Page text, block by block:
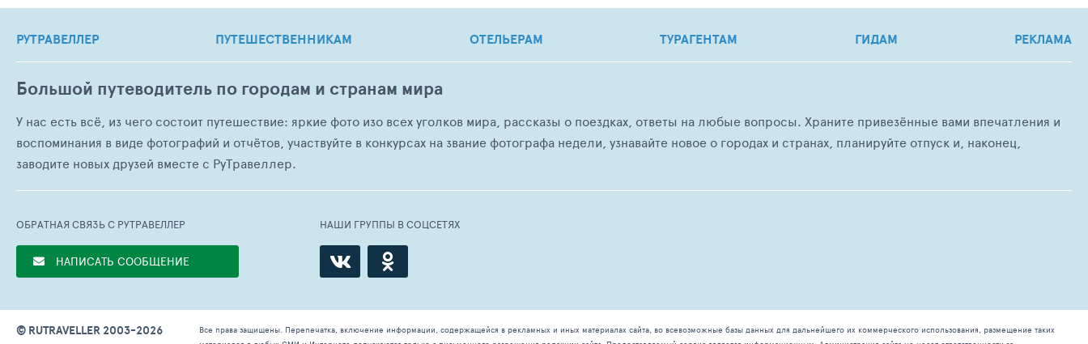
РУТРАВЕЛЛЕР ПУТЕШЕСТВЕННИКАМ ОТЕЛЬЕРАМ ТУРАГЕНТАМ ГИДАМ РЕКЛАМА
Большой путеводитель по городам и странам мира
У нас есть всё, из чего состоит путешествие: яркие фото изо всех уголков мира, рассказы о поездках, ответы на любые вопросы. Храните привезённые вами впечатления и
воспоминания в виде фотографий и отчётов, участвуйте в конкурсах на звание фотографа недели, узнавайте новое о городах и странах, планируйте отпуск и, наконец,
заводите новых друзей вместе с РуТравеллер.
ОБРАТНАЯ СВЯЗЬ С РУТРАВЕЛЛЕР
НАПИСАТЬ СООБЩЕНИЕ
НАШИ ГРУППЫ В СОЦСЕТЯХ
© RUTRAVELLER 2003-2026
Все права защищены. Перепечатка, включение информации, содержащейся в рекламных и иных материалах сайта, во всевозможные базы данных для дальнейшего их коммерческого использования, размещение таких